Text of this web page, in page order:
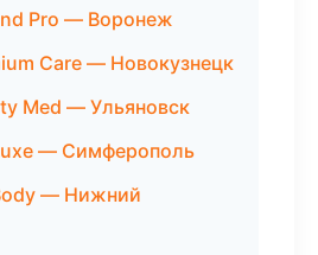
Pro — Воронеж
Care — Новокузнецк
Med — Ульяновск
— Симферополь
— Нижний